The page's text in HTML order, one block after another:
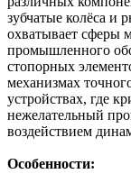
зубчатые колёса и
охватывает сферы
промышленного
стопорных
механизмах
устройствах, где
нежелательный
воздействием
Особенности: